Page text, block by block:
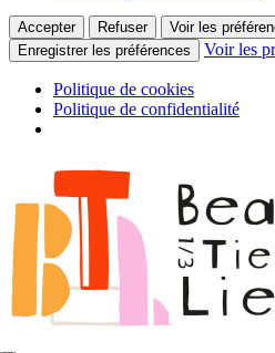
Accepter Refuser
Voir les
Enregistrer les préférences
Voir les
Politique de cookies
Politique de confidentialité
contenu